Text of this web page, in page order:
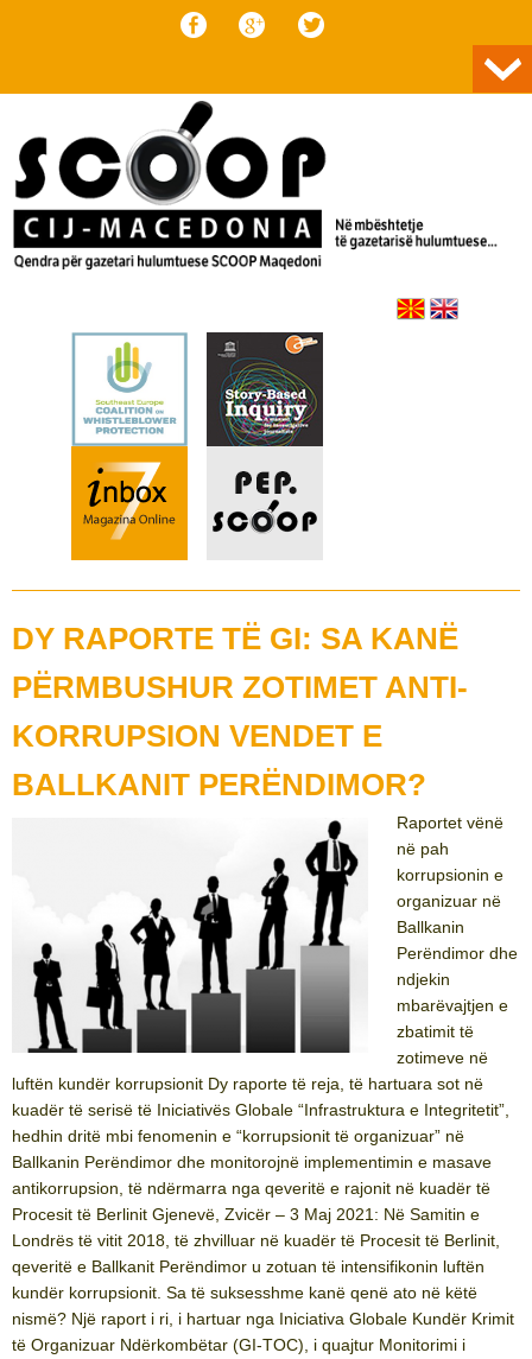
DY RAPORTE TË GI: SA KANË
PËRMBUSHUR ZOTIMET ANTI-
KORRUPSION VENDET E
BALLKANIT PERËNDIMOR?
Raportet vënë
në pah
korrupsionin e
organizuar në
Ballkanin
Perëndimor dhe
ndjekin
mbarëvajtjen e
zbatimit të
zotimeve në
luftën kundër korrupsionit Dy raporte të reja, të hartuara sot në
kuadër të serisë të Iniciativës Globale “Infrastruktura e Integritetit”,
hedhin dritë mbi fenomenin e “korrupsionit të organizuar” në
Ballkanin Perëndimor dhe monitorojnë implementimin e masave
antikorrupsion, të ndërmarra nga qeveritë e rajonit në kuadër të
Procesit të Berlinit Gjenevë, Zvicër – 3 Maj 2021: Në Samitin e
Londrës të vitit 2018, të zhvilluar në kuadër të Procesit të Berlinit,
qeveritë e Ballkanit Perëndimor u zotuan të intensifikonin luftën
kundër korrupsionit. Sa të suksesshme kanë qenë ato në këtë
nismë? Një raport i ri, i hartuar nga Iniciativa Globale Kundër Krimit
të Organizuar Ndërkombëtar (GI-TOC), i quajtur Monitorimi i